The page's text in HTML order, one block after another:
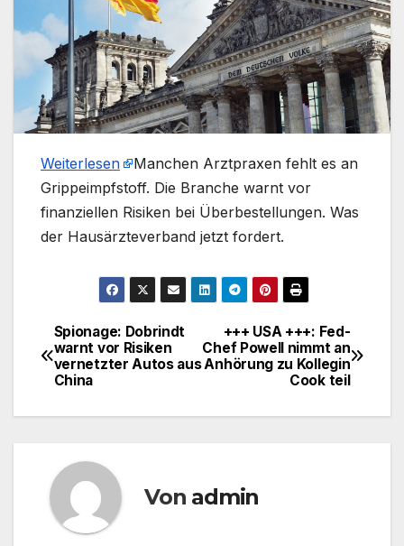
Weiterlesen
​Manchen Arztpraxen fehlt es an
Grippeimpfstoff. Die Branche warnt vor
finanziellen Risiken bei Überbestellungen. Was
der Hausärzteverband jetzt fordert.
Beitragsnavigation
+++ USA +++: Fed-
Chef Powell nimmt an
Anhörung zu Kollegin
Cook teil
Spionage: Dobrindt
warnt vor Risiken
vernetzter Autos aus
China
Von admin